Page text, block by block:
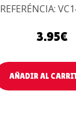
REFERÉNCIA:
3.95€
AÑADIR AL